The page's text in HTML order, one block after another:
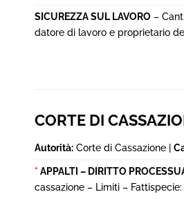
SICUREZZA SUL LAVORO –
datore di lavoro e proprietario
CORTE DI
Autorità: Corte di Cassazione |
* APPALTI – DIRITTO
cassazione – Limiti –